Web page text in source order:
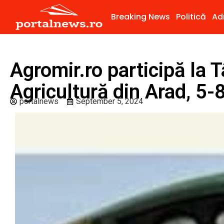
Breaking News Politică
Agromir.ro participă la
Agricultură din Arad, 5-
portalnews September 5, 2024